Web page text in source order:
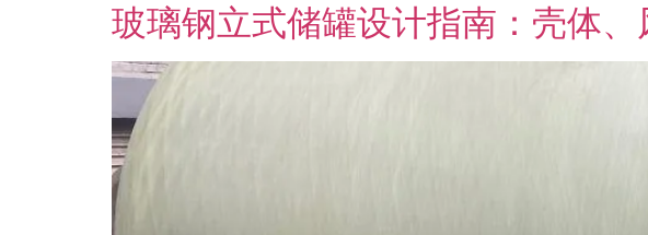
玻璃钢立式储罐设计指南：壳体